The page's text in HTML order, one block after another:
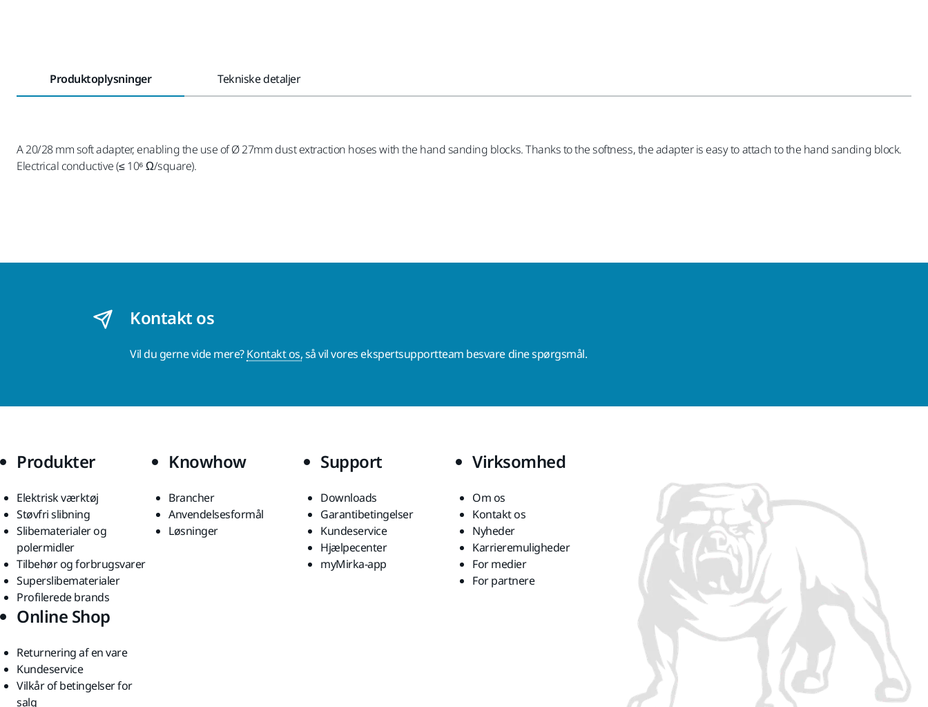
Produktoplysninger Tekniske detaljer
A 20/28 mm soft adapter, enabling the use of Ø 27mm dust extraction hoses with the hand sanding blocks. Thanks to the softness, the adapter is easy to attach to the hand sanding block.
Electrical conductive (≤ 10⁶ Ω/square).
Kontakt os
Vil du gerne vide mere?Kontakt os,så vil vores ekspertsupportteam besvare dine spørgsmål.
Produkter
Elektrisk værktøj
Støvfri slibning
Slibematerialer og
polermidler
Tilbehør og forbrugsvarer
Superslibematerialer
Profilerede brands
Knowhow
Brancher
Anvendelsesformål
Løsninger
Support
Downloads
Garantibetingelser
Kundeservice
Hjælpecenter
myMirka-app
Virksomhed
Om os
Kontakt os
Nyheder
Karrieremuligheder
For medier
For partnere
Online Shop
Returnering af en vare
Kundeservice
Vilkår of betingelser for
salg